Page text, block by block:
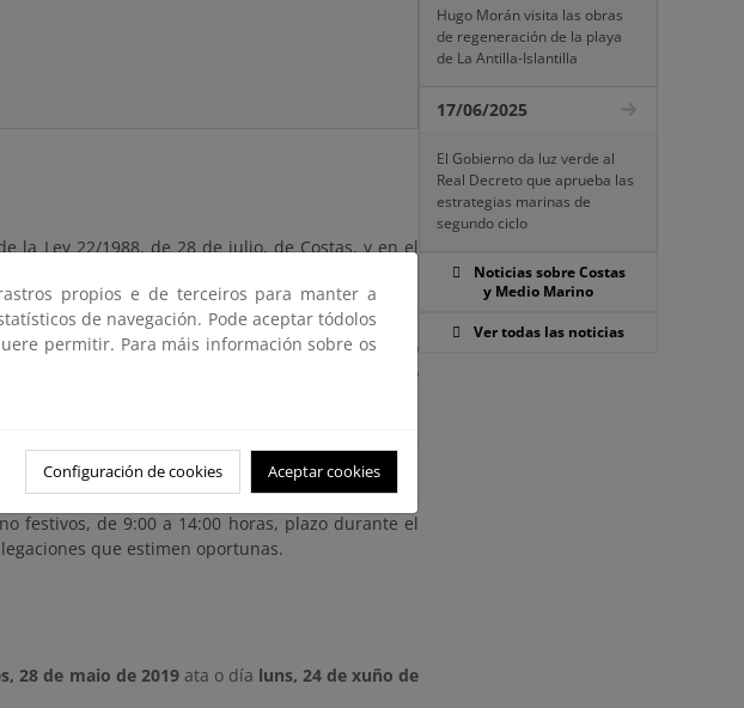
la Ley 22/1988, de 28 de julio, de Costas, y en el
transitorias de dicha Ley, se somete a
García Fuentes y Dña. María Eva Pérez
de un terreno declarado de dominio público
de 2017, situado en la playa de Otur, término
un plazo de VEINTE (20) DÍAS, contados a partir
de este anuncio en el Boletín Oficial del
la Demarcación de Costas en Asturias, Plaza de
festivos, de 9:00 a 14:00 horas, plazo durante el
que estimen oportunas.
28 de maio de 2019ata o día luns, 24 de xuño de
Hugo Morán visita las obras
de regeneración de la playa
de La Antilla-Islantilla
17/06/2025
El Gobierno da luz verde al
Real Decreto que aprueba las
estrategias marinas de
segundo ciclo
Noticias sobre Costas
y Medio Marino
Ver todas las noticias
propios e de terceiros para manter a
de navegación. Pode aceptar tódolos
permitir. Para máis información sobre os
Configuración de cookies Aceptar cookies